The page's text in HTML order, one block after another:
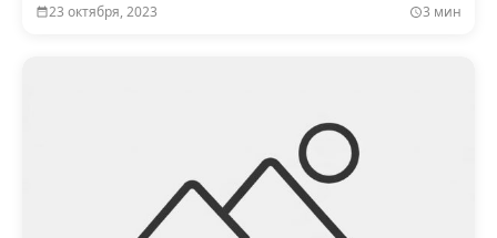
23 октября, 2023 3 мин